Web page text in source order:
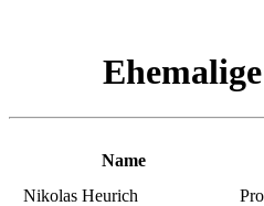
Name
Nikolas Heurich